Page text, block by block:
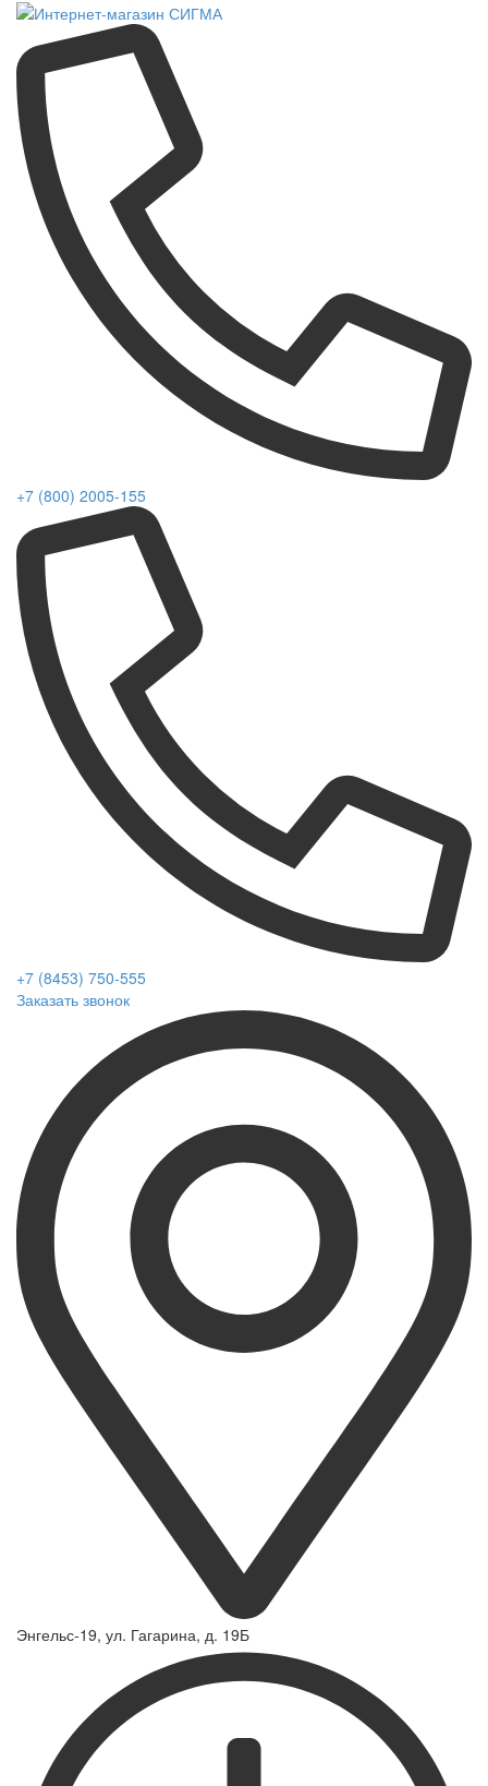
+7 (800) 2005-155
+7 (8453) 750-555
Заказать звонок
Энгельс-19, ул. Гагарина, д. 19Б